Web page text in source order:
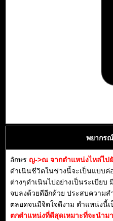
พยากร
อักษร ญ->ณ จากตำแหน่งไหล่ไป
ดำเนินชีวิตในช่วงนี้จะเป็นแบบค่
ต่างๆดำเนินไปอย่างเป็นระเบีย
จบลงด้วยดีอีกด้วย ประสบความส
ตลอดจนมีจิตใจดีงาม ตำแหน่งนี้
ตกตำแหน่งที่ดีสุดเหมาะที่จะนำม